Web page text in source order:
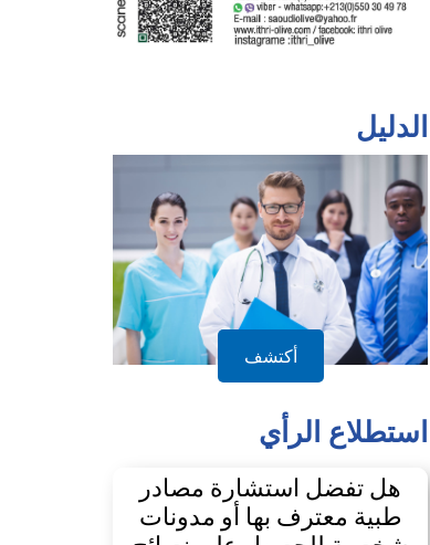
الدليل
أكتشف
استطلاع الرأي
هل تفضل استشارة مصادر
طبية معترف بها أو مدونات